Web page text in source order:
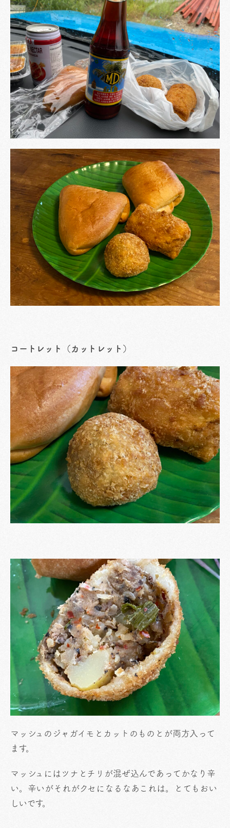
コートレット（カットレット）
マッシュのジャガイモとカットのものとが両方入って
ます。
マッシュにはツナとチリが混ぜ込んであってかなり辛
い。辛いがそれがクセになるなあこれは。とてもおい
しいです。